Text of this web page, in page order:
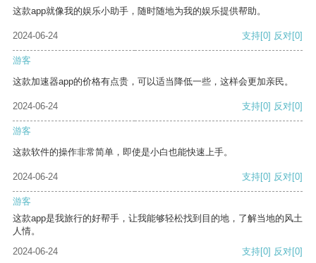
这款app就像我的娱乐小助手，随时随地为我的娱乐提供帮助。
2024-06-24 支持[0] 反对[0]
游客
这款加速器app的价格有点贵，可以适当降低一些，这样会更加亲民。
2024-06-24 支持[0] 反对[0]
游客
这款软件的操作非常简单，即使是小白也能快速上手。
2024-06-24 支持[0] 反对[0]
游客
这款app是我旅行的好帮手，让我能够轻松找到目的地，了解当地的风土
人情。
2024-06-24
支持[0] 反对[0]